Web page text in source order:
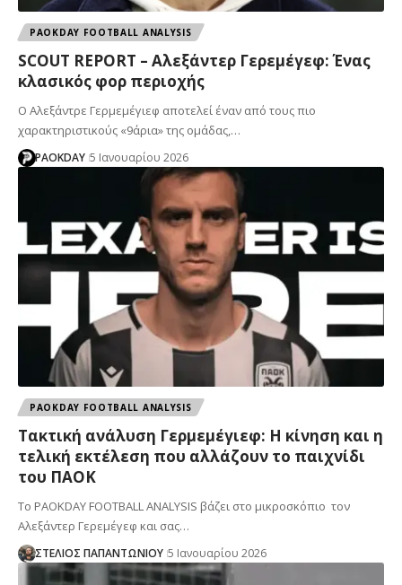
PAOKDAY FOOTBALL ANALYSIS
SCOUT REPORT – Aλεξάντερ Γερεμέγεφ: Ένας
κλασικός φορ περιοχής
Ο Αλεξάντρε Γερμεμέγιεφ αποτελεί έναν από τους πιο
χαρακτηριστικούς «9άρια» της ομάδας,…
PAOKDAY 5 Ιανουαρίου 2026
PAOKDAY FOOTBALL ANALYSIS
Τακτική ανάλυση Γερμεμέγιεφ: Η κίνηση και η
τελική εκτέλεση που αλλάζουν το παιχνίδι
του ΠΑΟΚ
Το PAOKDAY FOOTBALL ANALYSIS βάζει στο μικροσκόπιο τον
Αλεξάντερ Γερεμέγεφ και σας…
ΣΤΕΛΙΟΣ ΠΑΠΑΝΤΩΝΙΟΥ 5 Ιανουαρίου 2026